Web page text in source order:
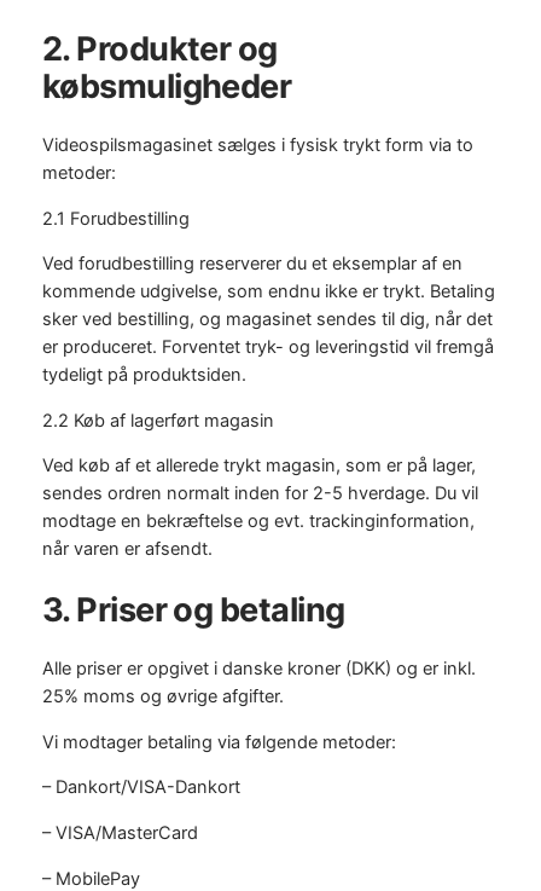
2. Produkter og
købsmuligheder
Videospilsmagasinet sælges i fysisk trykt form via to
metoder:
2.1 Forudbestilling
Ved forudbestilling reserverer du et eksemplar af en
kommende udgivelse, som endnu ikke er trykt. Betaling
sker ved bestilling, og magasinet sendes til dig, når det
er produceret. Forventet tryk- og leveringstid vil fremgå
tydeligt på produktsiden.
2.2 Køb af lagerført magasin
Ved køb af et allerede trykt magasin, som er på lager,
sendes ordren normalt inden for 2-5 hverdage. Du vil
modtage en bekræftelse og evt. trackinginformation,
når varen er afsendt.
3. Priser og betaling
Alle priser er opgivet i danske kroner (DKK) og er inkl.
25% moms og øvrige afgifter.
Vi modtager betaling via følgende metoder:
– Dankort/VISA-Dankort
– VISA/MasterCard
– MobilePay